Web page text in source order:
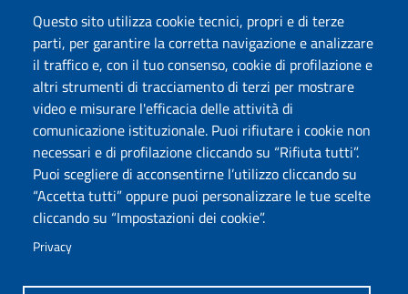
Questo sito utilizza cookie tecnici, propri e di terze
parti, per garantire la corretta navigazione e analizzare
il traffico e, con il tuo consenso, cookie di profilazione e
altri strumenti di tracciamento di terzi per mostrare
video e misurare l'efficacia delle attività di
comunicazione istituzionale. Puoi rifiutare i cookie non
necessari e di profilazione cliccando su “Rifiuta tutti”.
Puoi scegliere di acconsentirne l’utilizzo cliccando su
“Accetta tutti” oppure puoi personalizzare le tue scelte
cliccando su “Impostazioni dei cookie”.
Privacy
Università degli Studi di Sassari
Dipartimento di Scienze Umanistiche e Sociali
Via Roma 151, 07100 Sassari
PEC: dip.scienze.umanistiche.sociali@pec.uniss.it
P.I. 00196350904
Bandi
Dichiarazione di accessibilità
Posta elettronica @uniss.it
Protocollo
Seguici su